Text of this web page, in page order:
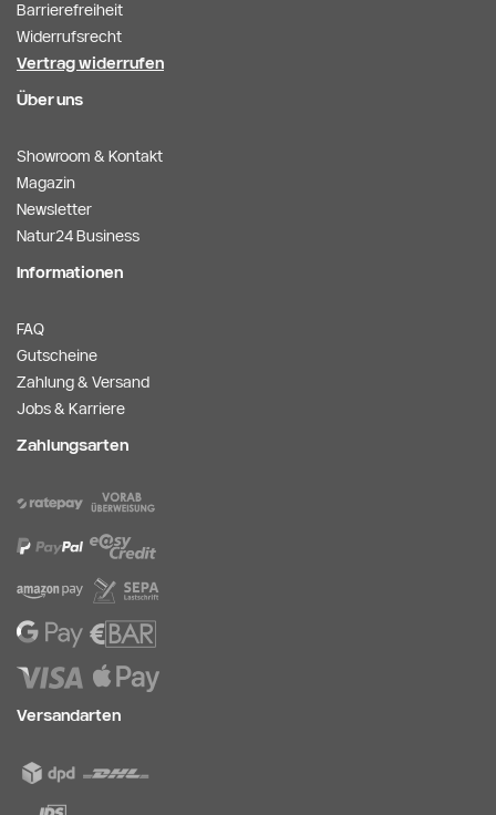
Barrierefreiheit
Widerrufsrecht
Vertrag widerrufen
Über uns
Showroom & Kontakt
Magazin
Newsletter
Natur24 Business
Informationen
FAQ
Gutscheine
Zahlung & Versand
Jobs & Karriere
Zahlungsarten
Versandarten